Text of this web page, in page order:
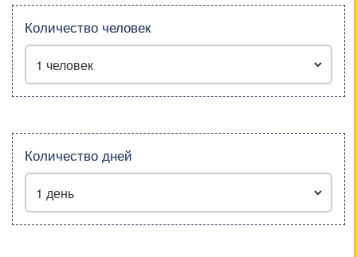
Количество человек
Количество дней